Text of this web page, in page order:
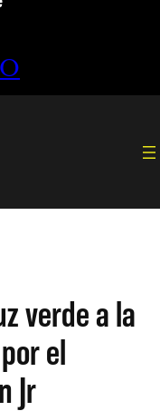
verde a la
el
Jr